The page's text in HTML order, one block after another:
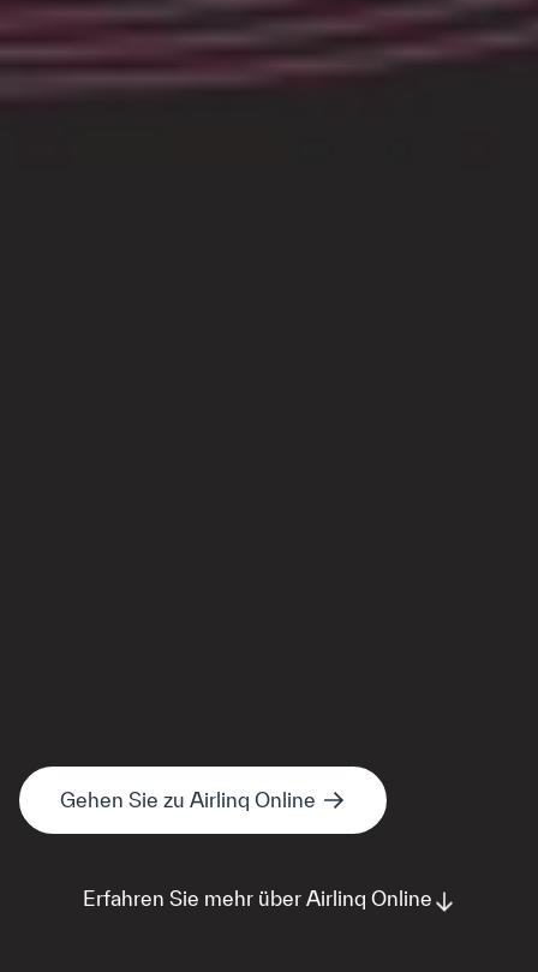
Gehen Sie zu Airlinq Online
Erfahren Sie mehr über Airlinq Online